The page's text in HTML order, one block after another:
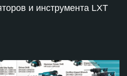
и инструмента LXT